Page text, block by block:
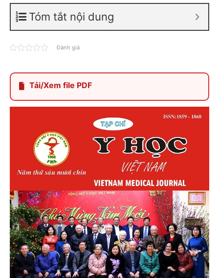
Tóm tắt nội dung
Đánh giá
Tải/Xem file PDF